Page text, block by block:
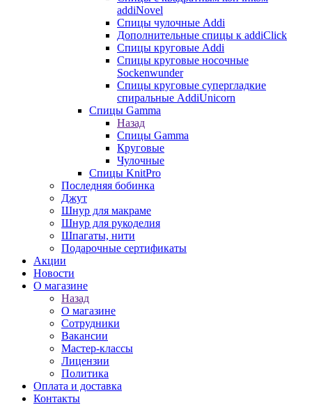
addiNovel
Спицы чулочные Addi
Дополнительные спицы к addiClick
Спицы круговые Addi
Спицы круговые носочные
Sockenwunder
Спицы круговые супергладкие
спиральные AddiUnicorn
Спицы Gamma
Назад
Спицы Gamma
Круговые
Чулочные
Спицы KnitPro
Последняя бобинка
Джут
Шнур для макраме
Шнур для рукоделия
Шпагаты, нити
Подарочные сертификаты
Акции
Новости
О магазине
Назад
О магазине
Сотрудники
Вакансии
Мастер-классы
Лицензии
Политика
Оплата и доставка
Контакты